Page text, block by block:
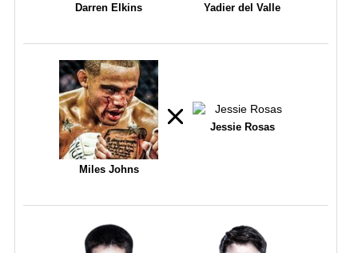
Darren Elkins Yadier del Valle
Miles Johns
Jessie Rosas